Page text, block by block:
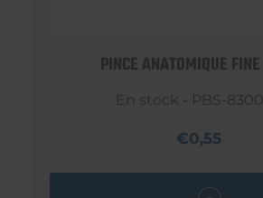
PINCE ANATOMIQUE
En stock - PBS-
€0,55